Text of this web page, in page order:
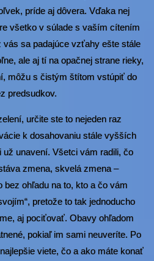
príde aj dôvera. Vďaka nej
všetko v súlade s vaším cítením
vás sa padajúce vzťahy ešte stále
ale aj tí na opačnej strane rieky,
môžu s čistým štítom vstúpiť do
predsudkov.
určite ste to nejeden raz
k dosahovaniu stále vyšších
unavení. Všetci vám radili, čo
zmena, skvelá zmena –
bez ohľadu na to, kto a čo vám
pretože to tak jednoducho
aj pociťovať. Obavy ohľadom
pokiaľ im sami neuveríte. Po
viete, čo a ako máte konať